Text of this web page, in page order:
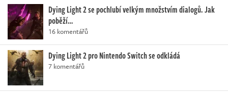
Dying Light 2 se pochlubí velkým množstvím dialogů. Jak
poběží…
16 komentářů
Dying Light 2 pro Nintendo Switch se odkládá
7 komentářů